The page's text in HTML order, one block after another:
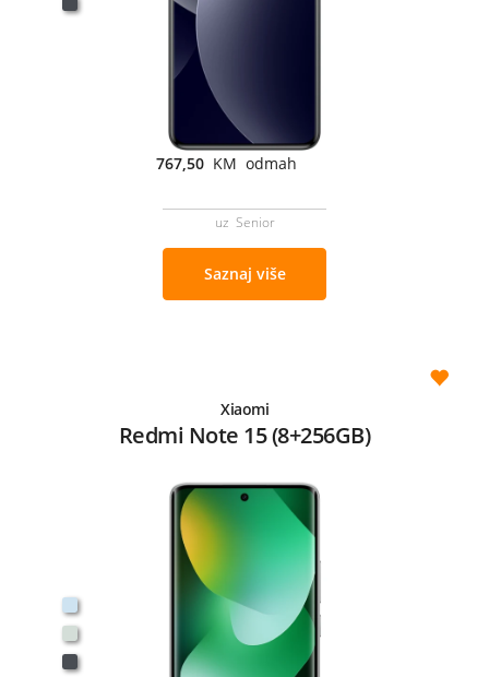
767,50 KM odmah
uz Senior
Saznaj više
Xiaomi
Redmi Note 15 (8+256GB)